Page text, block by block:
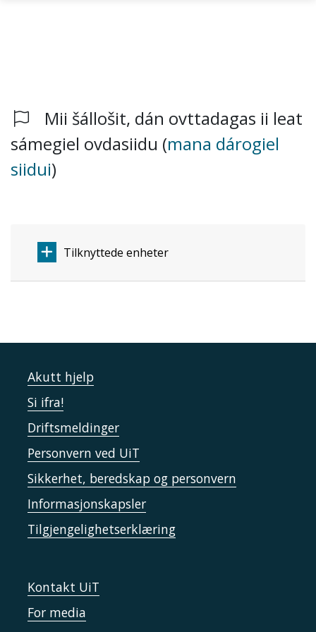
Gå til hovedinnhold
Mii šállošit, dán ovttadagas ii leat
sámegiel ovdasiidu (mana dárogiel
siidui)
Tilknyttede enheter
Akutt hjelp
Si ifra!
Driftsmeldinger
Personvern ved UiT
Sikkerhet, beredskap og personvern
Informasjonskapsler
Tilgjengelighetserklæring
Kontakt UiT
For media